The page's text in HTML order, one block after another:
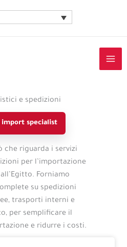
e spedizioni
import specialist
che riguarda i servizi
per l’importazione
Forniamo
su spedizioni
trasporti interni e
per semplificare il
e ridurre i costi.